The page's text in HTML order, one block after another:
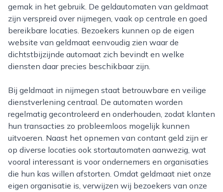
gemak in het gebruik. De geldautomaten van geldmaat
zijn verspreid over nijmegen, vaak op centrale en goed
bereikbare locaties. Bezoekers kunnen op de eigen
website van geldmaat eenvoudig zien waar de
dichtstbijzijnde automaat zich bevindt en welke
diensten daar precies beschikbaar zijn.
Bij geldmaat in nijmegen staat betrouwbare en veilige
dienstverlening centraal. De automaten worden
regelmatig gecontroleerd en onderhouden, zodat klanten
hun transacties zo probleemloos mogelijk kunnen
uitvoeren. Naast het opnemen van contant geld zijn er
op diverse locaties ook stortautomaten aanwezig, wat
vooral interessant is voor ondernemers en organisaties
die hun kas willen afstorten. Omdat geldmaat niet onze
eigen organisatie is, verwijzen wij bezoekers van onze